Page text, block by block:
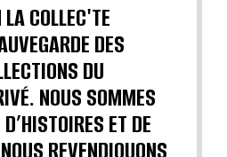
COLLEC'TE
DES
DU
NOUS SOMMES
ET DE